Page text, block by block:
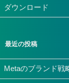
ダウンロード
最近の投稿
Metaのブランド戦